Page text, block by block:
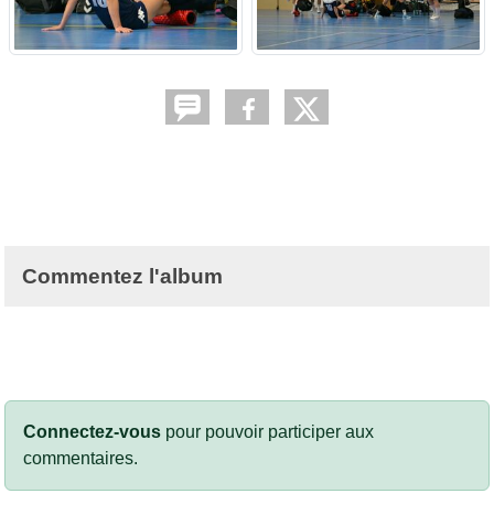
Commentez l'album
Connectez-vous pour pouvoir participer aux
commentaires.